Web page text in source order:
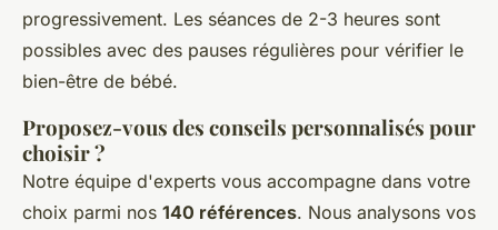
progressivement. Les séances de 2-3 heures sont
possibles avec des pauses régulières pour vérifier le
bien-être de bébé.
Proposez-vous des conseils personnalisés pour
choisir ?
Notre équipe d'experts vous accompagne dans votre
choix parmi nos 140 références. Nous analysons vos